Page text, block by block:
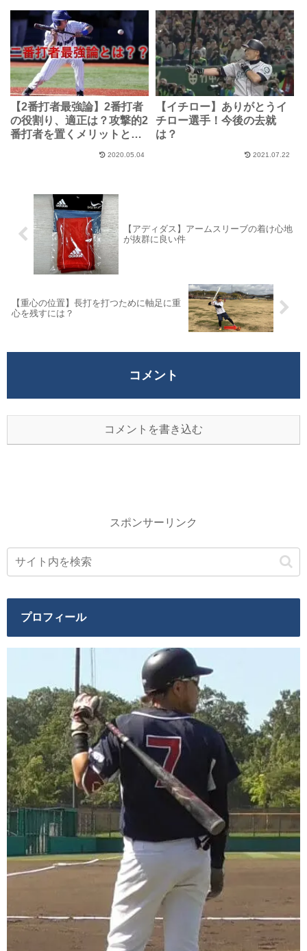
【2番打者最強論】2番打者
の役割り、適正は？攻撃的2
番打者を置くメリットと
2020.05.04
【イチロー】ありがとうイ
チロー選手！今後の去就
は？
2021.07.22
【アディダス】アームスリーブの着け心地
が抜群に良い件
【重心の位置】長打を打つために軸足に重
心を残すには？
コメント
コメントを書き込む
スポンサーリンク
プロフィール